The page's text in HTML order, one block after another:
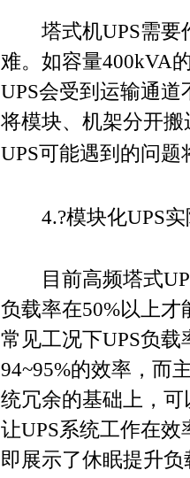
塔式机UPS需要
难。如容量400kVA
UPS会受到运输通道
将模块、机架分开
UPS可能遇到的问题
4.?模块化UPS
目前高频塔式
负载率在50%以上才
常见工况下UPS负载
94~95%的效率，而
统冗余的基础上，
让UPS系统工作在效
即展示了休眠提升